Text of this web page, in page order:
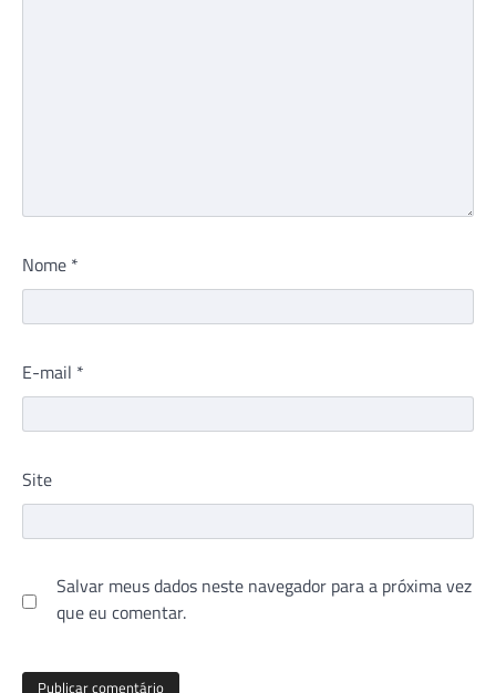
Nome *
E-mail *
Site
Salvar meus dados neste navegador para a próxima vez
que eu comentar.